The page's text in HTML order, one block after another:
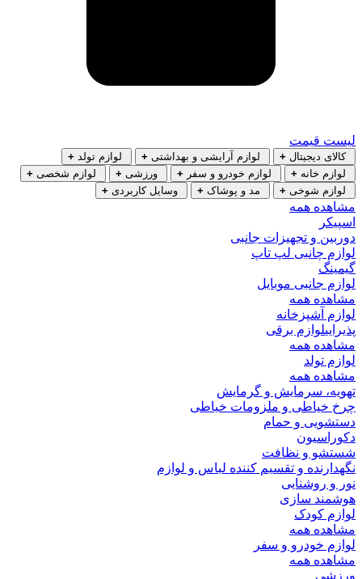
لیست قیمت
کالای دیجیتال + لوازم آرایشی و بهداشتی + لوازم تولد +
لوازم خانه + لوازم خودرو و سفر + ورزشی + لوازم شخصی +
لوازم شوخی + مد و پوشاک + وسایل کاربردی +
مشاهده همه
اسپیکر
دوربین و تجهیزات جانبی
لوازم چانبی لپ تاپ
گیمینگ
لوازم جانبی موبایل
مشاهده همه
لوازم آشپزخانه
پذیراییلوازم برقی
مشاهده همه
لوازم تولد
مشاهده همه
تهویه، سرمایش و گرمایش
چرخ خیاطی و ملزومات خیاطی
دستشویی و حمام
دکوراسیون
شستشو و نظافت
نگهدارنده و تقسیم کننده لباس و لوازم
نور و روشنایی
هوشمند سازی
لوازم کودک
مشاهده همه
لوازم خودرو و سفر
مشاهده همه
ورزشی